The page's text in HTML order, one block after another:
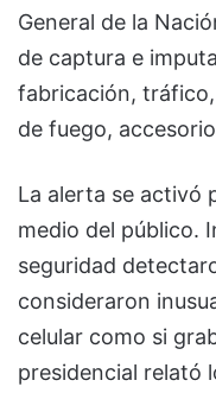
General de la
de captura e
fabricación,
de fuego,
La alerta se activó
medio del público.
seguridad
consideraron
celular como si
presidencial relató